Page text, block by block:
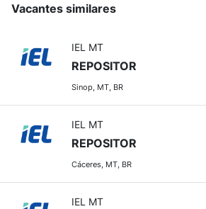
Vacantes similares
IEL MT
REPOSITOR
Sinop, MT, BR
IEL MT
REPOSITOR
Cáceres, MT, BR
IEL MT